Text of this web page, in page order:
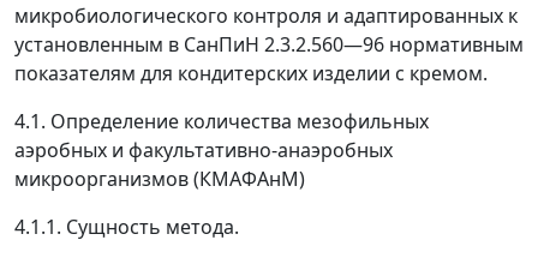
микробиологического контроля и адаптированных к
установленным в СанПиН 2.3.2.560—96 нормативным
показателям для кондитерских изделии с кремом.
4.1. Определение количества мезофильных
аэробных и факультативно-анаэробных
микроорганизмов (КМАФАнМ)
4.1.1. Сущность метода.